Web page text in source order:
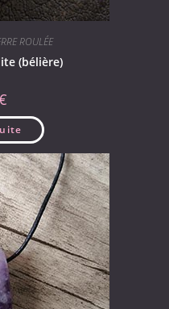
ROULÉE
(bélière)